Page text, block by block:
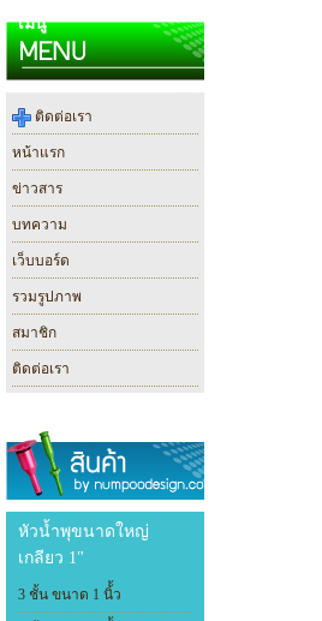
เมนู
ติดต่อเรา
หน้าแรก
ข่าวสาร
บทความ
เว็บบอร์ด
รวมรูปภาพ
สมาชิก
ติดต่อเรา
หัวน้ำพุขนาดใหญ่
เกลียว 1"
3 ชั้น ขนาด 1 นิ้้ว